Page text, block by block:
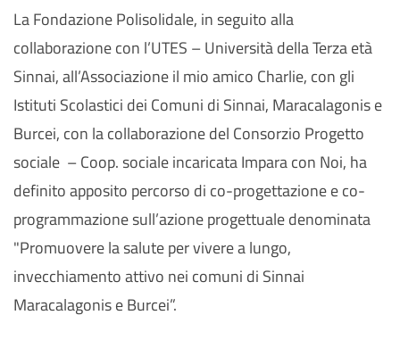
La Fondazione Polisolidale, in seguito alla
collaborazione con l’UTES – Università della Terza età
Sinnai, all’Associazione il mio amico Charlie, con gli
Istituti Scolastici dei Comuni di Sinnai, Maracalagonis e
Burcei, con la collaborazione del Consorzio Progetto
sociale – Coop. sociale incaricata Impara con Noi, ha
definito apposito percorso di co-progettazione e co-
programmazione sull’azione progettuale denominata
"Promuovere la salute per vivere a lungo,
invecchiamento attivo nei comuni di Sinnai
Maracalagonis e Burcei”.